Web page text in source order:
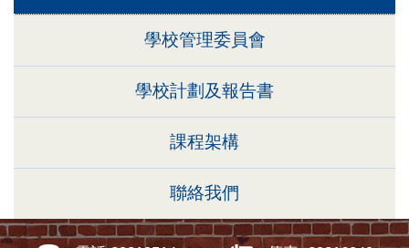
學校管理委員會
學校計劃及報告書
課程架構
聯絡我們